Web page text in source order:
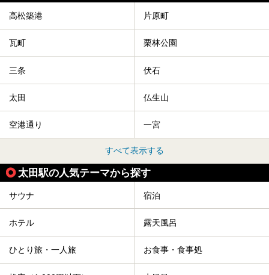
高松築港 片原町
瓦町 栗林公園
三条 伏石
太田 仏生山
空港通り 一宮
すべて表示する
太田駅の人気テーマから探す
サウナ 宿泊
ホテル 露天風呂
ひとり旅・一人旅 お食事・食事処